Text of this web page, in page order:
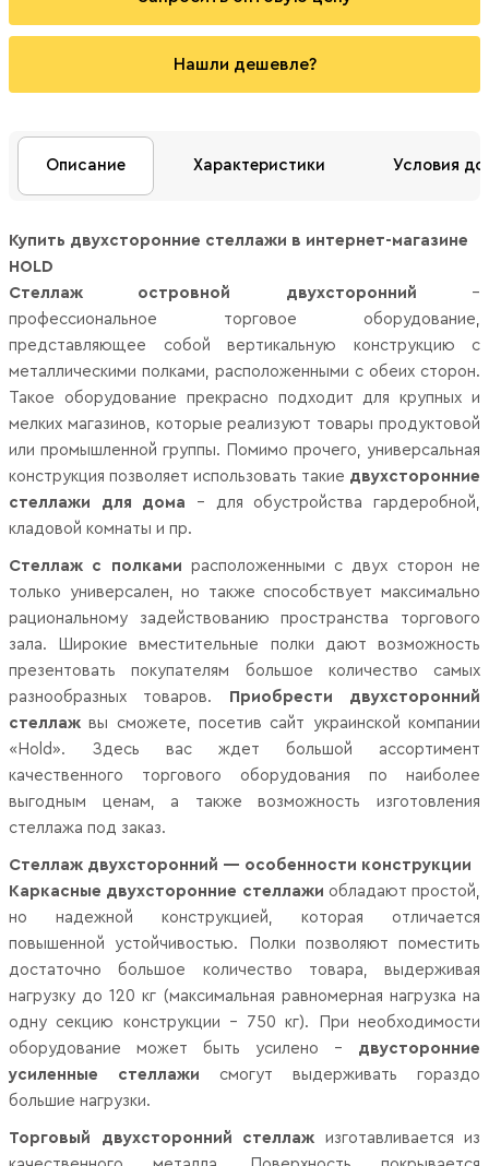
Нашли дешевле?
Описание Характеристики Условия
Купить двухсторонние стеллажи в интернет-магазине
HOLD
Стеллаж островной двухсторонний –
профессиональное торговое оборудование,
представляющее собой вертикальную конструкцию с
металлическими полками, расположенными с обеих сторон.
Такое оборудование прекрасно подходит для крупных и
мелких магазинов, которые реализуют товары продуктовой
или промышленной группы. Помимо прочего, универсальная
конструкция позволяет использовать такие двухсторонние
стеллажи для дома – для обустройства гардеробной,
кладовой комнаты и пр.
Стеллаж с полками расположенными с двух сторон не
только универсален, но также способствует максимально
рациональному задействованию пространства торгового
зала. Широкие вместительные полки дают возможность
презентовать покупателям большое количество самых
разнообразных товаров.
Приобрести двухсторонний
стеллаж вы сможете, посетив сайт украинской компании
«Hold». Здесь вас ждет большой ассортимент
качественного торгового оборудования по наиболее
выгодным ценам, а также возможность изготовления
стеллажа под заказ.
Стеллаж двухсторонний — особенности конструкции
Каркасные двухсторонние стеллажи обладают простой,
но надежной конструкцией, которая отличается
повышенной устойчивостью. Полки позволяют поместить
достаточно большое количество товара, выдерживая
нагрузку до 120 кг (максимальная равномерная нагрузка на
одну секцию конструкции – 750 кг). При необходимости
оборудование может быть усилено – двусторонние
усиленные стеллажи смогут выдерживать гораздо
большие нагрузки.
Торговый двухсторонний стеллаж изготавливается из